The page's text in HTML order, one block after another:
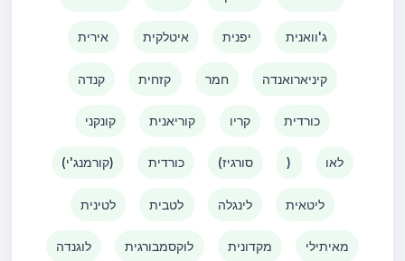
אירית איטלקית יפנית ג'וואנית
קנדה קזחית חמר קיניארואנדה
קונקני קוריאנית קריו כורדית
(קורמנג'י) כורדית (סורגיז ) לאו
לטינית לטבית לינגלה ליטאית
לוגנדה לוקסמבורגית מקדונית מאיתילי